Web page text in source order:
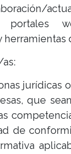
herramientas
jurídicas
que
de